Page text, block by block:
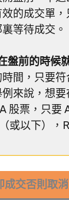
的成交單
等待成交。
盤前的時候
間，只要
來說，想
股票，只要
或以下），
交否則取消